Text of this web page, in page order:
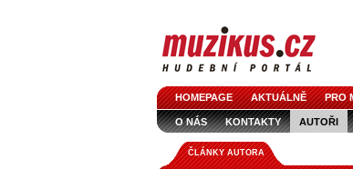
HOMEPAGE AKTUÁLNĚ PRO
O NÁS KONTAKTY AUTOŘI
LOGO KE STAŽENÍ
ČLÁNKY AUTORA